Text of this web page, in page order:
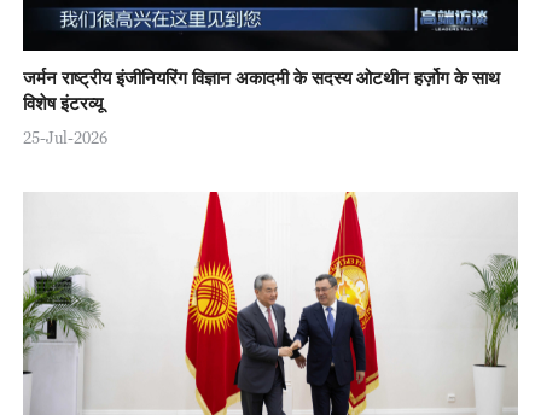
जर्मन राष्ट्रीय इंजीनियरिंग विज्ञान अकादमी के सदस्य ओटथीन हर्ज़ोग के साथ
विशेष इंटरव्यू
25-Jul-2026